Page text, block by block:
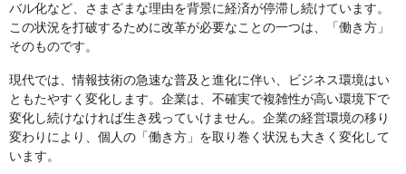
バル化など、さまざまな理由を背景に経済が停滞し続けています。
この状況を打破するために改革が必要なことの一つは、「働き方」
そのものです。
現代では、情報技術の急速な普及と進化に伴い、ビジネス環境はい
ともたやすく変化します。企業は、不確実で複雑性が高い環境下で
変化し続けなければ生き残っていけません。企業の経営環境の移り
変わりにより、個人の「働き方」を取り巻く状況も大きく変化して
います。